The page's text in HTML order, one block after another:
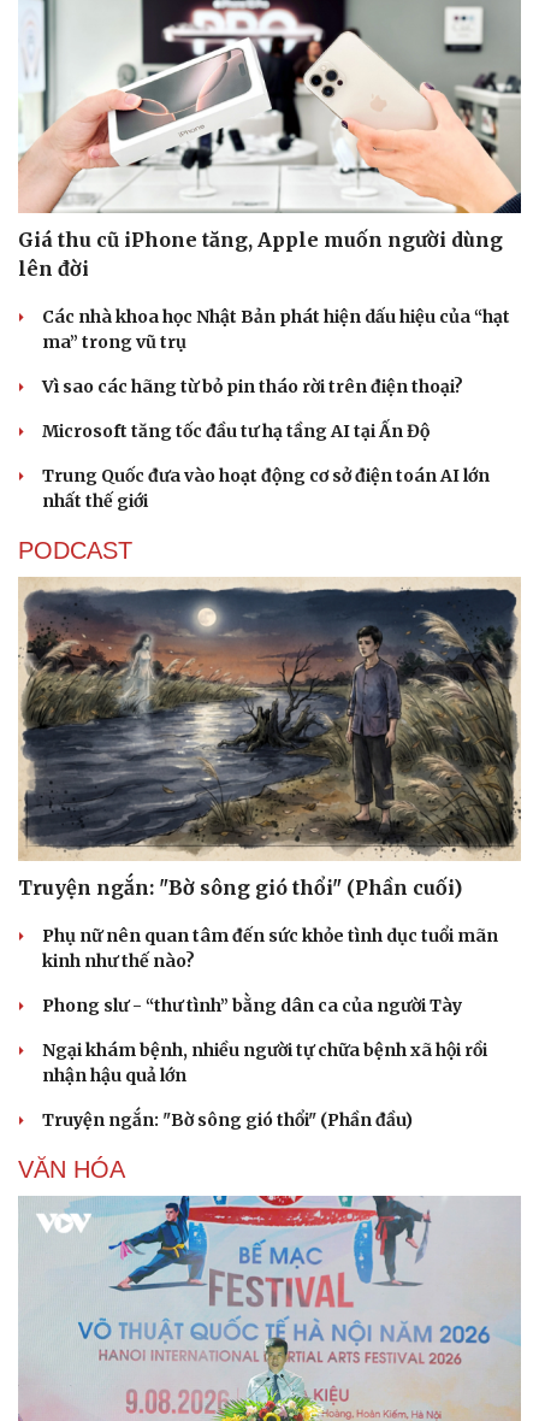
Dinh dưỡng - món ngon
Sản phụ khoa
Nam khoa
Phòng mạch online
Ăn sạch sống khỏe
Nhà đẹp
Tình yêu - Gia đình
Giá thu cũ iPhone tăng, Apple muốn người dùng
lên đời
Các nhà khoa học Nhật Bản phát hiện dấu hiệu của “hạt
ma” trong vũ trụ
Vì sao các hãng từ bỏ pin tháo rời trên điện thoại?
Microsoft tăng tốc đầu tư hạ tầng AI tại Ấn Độ
Trung Quốc đưa vào hoạt động cơ sở điện toán AI lớn
nhất thế giới
PODCAST
Truyện ngắn: "Bờ sông gió thổi" (Phần cuối)
Phụ nữ nên quan tâm đến sức khỏe tình dục tuổi mãn
kinh như thế nào?
Phong slư - “thư tình” bằng dân ca của người Tày
Ngại khám bệnh, nhiều người tự chữa bệnh xã hội rồi
nhận hậu quả lớn
Truyện ngắn: "Bờ sông gió thổi" (Phần đầu)
VĂN HÓA